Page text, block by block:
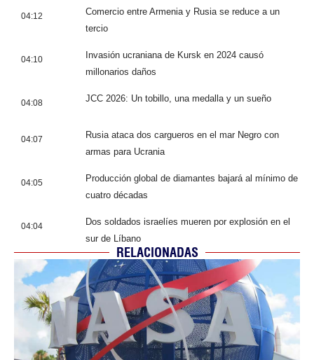
04:12
Comercio entre Armenia y Rusia se reduce a un
tercio
04:10
Invasión ucraniana de Kursk en 2024 causó
millonarios daños
04:08 JCC 2026: Un tobillo, una medalla y un sueño
04:07
Rusia ataca dos cargueros en el mar Negro con
armas para Ucrania
04:05
Producción global de diamantes bajará al mínimo de
cuatro décadas
04:04
Dos soldados israelíes mueren por explosión en el
sur de Líbano
RELACIONADAS